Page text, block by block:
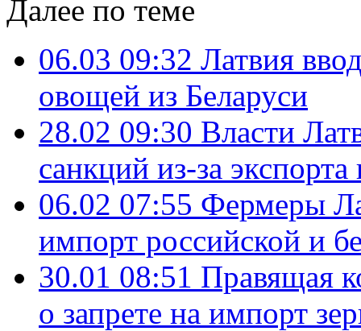
Далее по теме
06.03 09:32 Латвия
овощей из Беларуси
28.02 09:30 Власти
санкций из-за
06.02 07:55 Фермеры
импорт российской и
30.01 08:51 Правящая
о запрете на импорт